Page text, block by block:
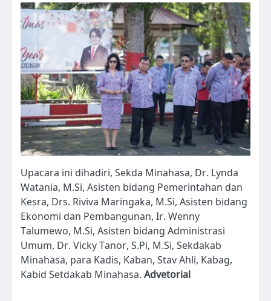
Upacara ini dihadiri, Sekda Minahasa, Dr. Lynda
Watania, M.Si, Asisten bidang Pemerintahan dan
Kesra, Drs. Riviva Maringaka, M.Si, Asisten bidang
Ekonomi dan Pembangunan, Ir. Wenny
Talumewo, M.Si, Asisten bidang Administrasi
Umum, Dr. Vicky Tanor, S.Pi, M.Si, Sekdakab
Minahasa, para Kadis, Kaban, Stav Ahli, Kabag,
Kabid Setdakab Minahasa. Advetorial